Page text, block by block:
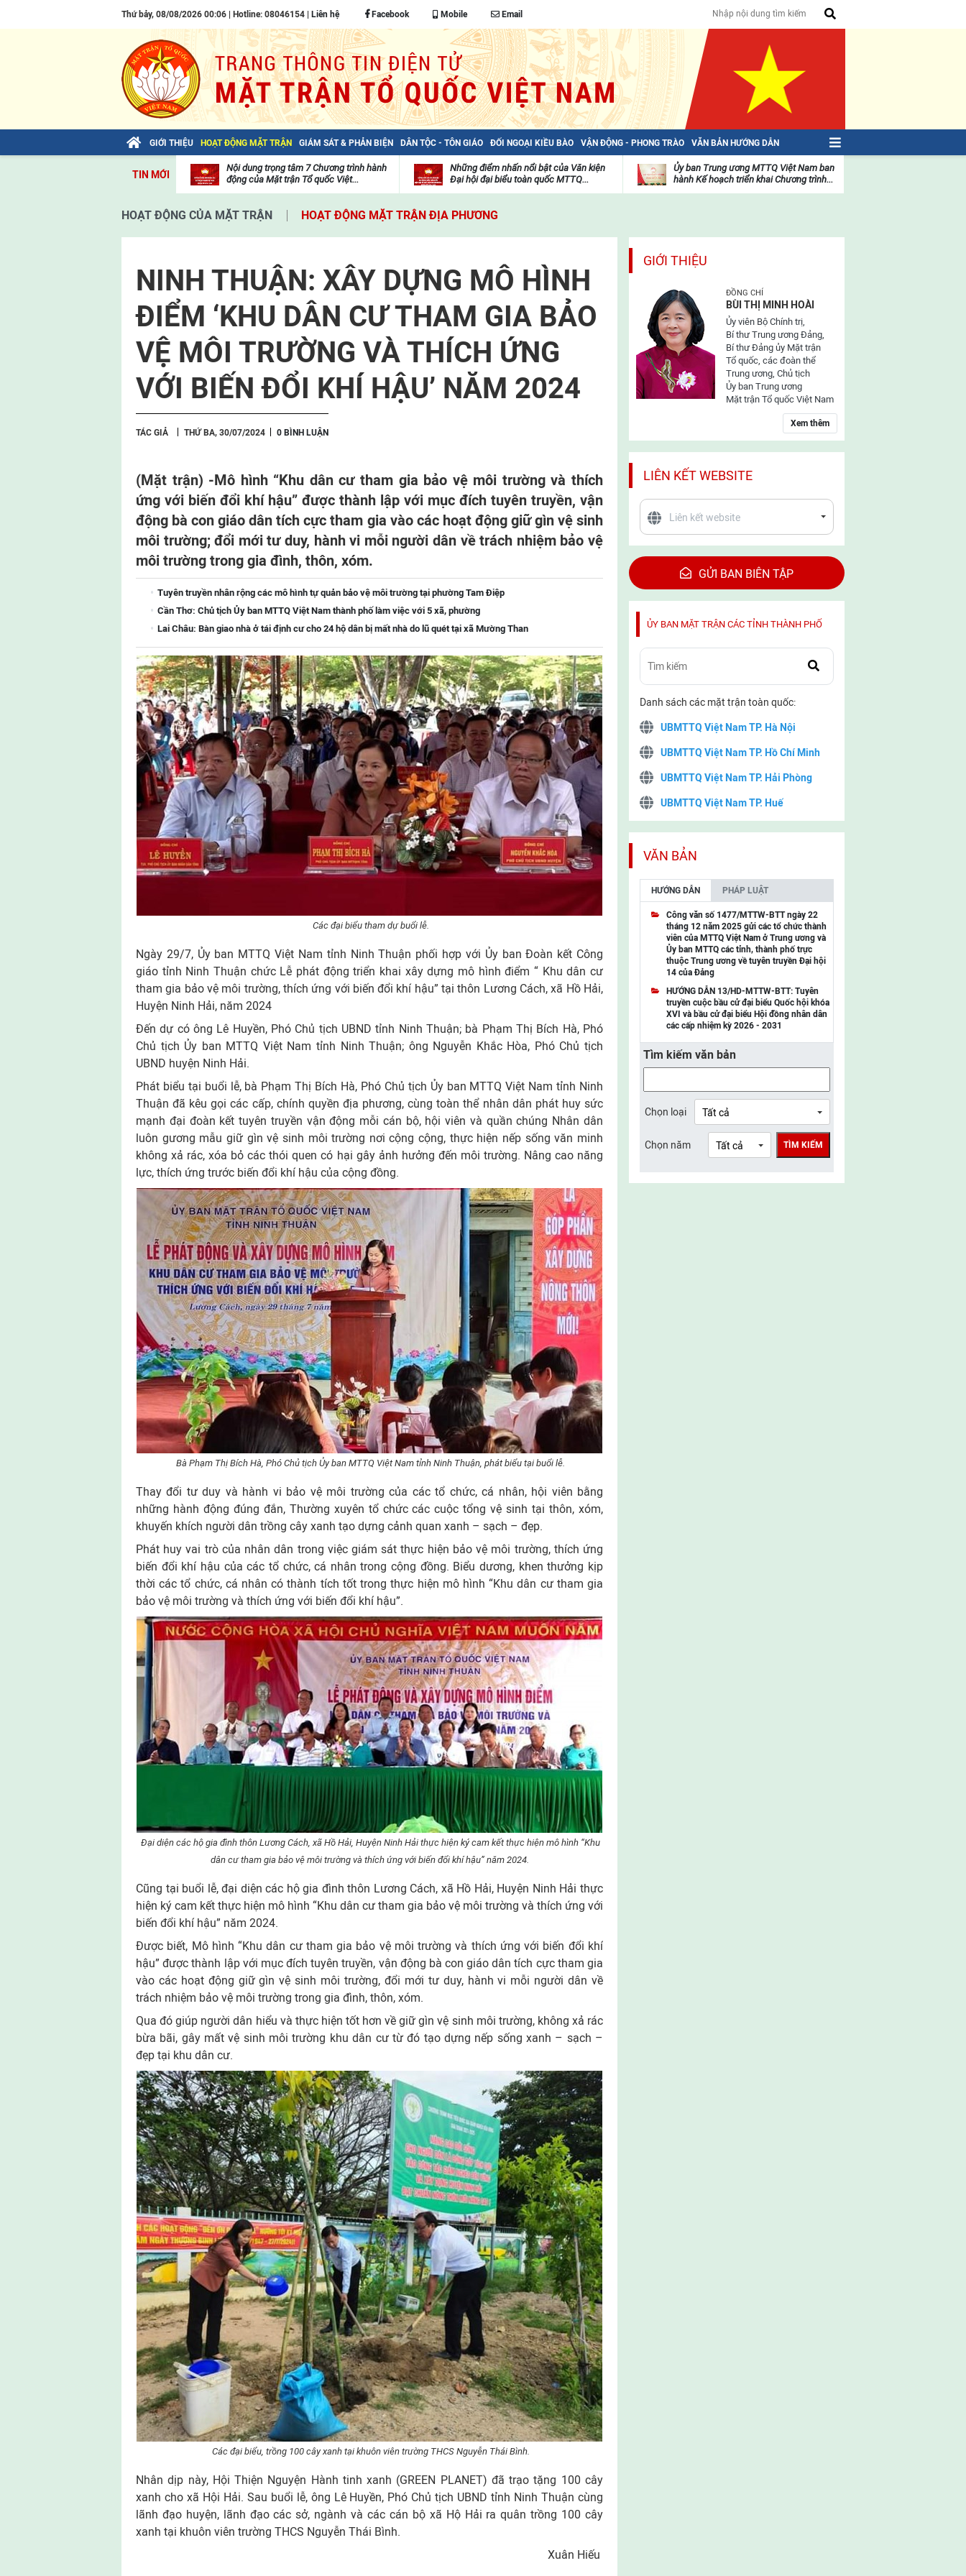
Thứ bảy, 08/08/2026 00:06 | Hotline: 08046154 | Liên hệ Facebook Mobile Email
GIỚI THIỆU HOẠT ĐỘNG MẶT TRẬN GIÁM SÁT & PHẢN BIỆN DÂN TỘC - TÔN GIÁO ĐỐI NGOẠI KIỀU BÀO VẬN ĐỘNG - PHONG TRÀO VĂN BẢN HƯỚNG DẪN
TIN MỚI
Bài viết của Tổng Bí thư Tô Lâm: TIẾN
viện
Nội dung trọng tâm 7 Chương trình hành
động của Mặt trận Tổ quốc Việt...
viện
Những điểm nhấn nổi bật của Văn kiện
Đại hội đại biểu toàn quốc MTTQ...
mặt
trận
Ủy ban Trung ương MTTQ Việt Nam ban
hành Kế hoạch triển khai Chương trình...
HOẠT ĐỘNG CỦA MẶT TRẬN HOẠT ĐỘNG MẶT TRẬN ĐỊA PHƯƠNG
NINH THUẬN: XÂY DỰNG MÔ HÌNH
ĐIỂM ‘KHU DÂN CƯ THAM GIA BẢO
VỆ MÔI TRƯỜNG VÀ THÍCH ỨNG
VỚI BIẾN ĐỔI KHÍ HẬU’ NĂM 2024
TÁC GIẢ THỨ BA, 30/07/2024 0 BÌNH LUẬN
(Mặt trận) -Mô hình “Khu dân cư tham gia bảo vệ môi trường và thích
ứng với biến đổi khí hậu” được thành lập với mục đích tuyên truyền, vận
động bà con giáo dân tích cực tham gia vào các hoạt động giữ gìn vệ sinh
môi trường; đổi mới tư duy, hành vi mỗi người dân về trách nhiệm bảo vệ
môi trường trong gia đình, thôn, xóm.
Tuyên truyền nhân rộng các mô hình tự quản bảo vệ môi trường tại phường Tam Điệp
Cần Thơ: Chủ tịch Ủy ban MTTQ Việt Nam thành phố làm việc với 5 xã, phường
Lai Châu: Bàn giao nhà ở tái định cư cho 24 hộ dân bị mất nhà do lũ quét tại xã Mường Than
Các đại biểu tham dự buổi lễ.
Ngày 29/7, Ủy ban MTTQ Việt Nam tỉnh Ninh Thuận phối hợp với Ủy ban Đoàn kết Công
giáo tỉnh Ninh Thuận chức Lễ phát động triển khai xây dựng mô hình điểm “ Khu dân cư
tham gia bảo vệ môi trường, thích ứng với biến đổi khí hậu” tại thôn Lương Cách, xã Hồ Hải,
Huyện Ninh Hải, năm 2024
Đến dự có ông Lê Huyền, Phó Chủ tịch UBND tỉnh Ninh Thuận; bà Phạm Thị Bích Hà, Phó
Chủ tịch Ủy ban MTTQ Việt Nam tỉnh Ninh Thuận; ông Nguyễn Khắc Hòa, Phó Chủ tịch
UBND huyện Ninh Hải.
Phát biểu tại buổi lễ, bà Phạm Thị Bích Hà, Phó Chủ tịch Ủy ban MTTQ Việt Nam tỉnh Ninh
Thuận đã kêu gọi các cấp, chính quyền địa phương, cùng toàn thể nhân dân phát huy sức
mạnh đại đoàn kết tuyên truyền vận động mỗi cán bộ, hội viên và quần chúng Nhân dân
luôn gương mẫu giữ gìn vệ sinh môi trường nơi cộng cộng, thực hiện nếp sống văn minh
không xả rác, xóa bỏ các thói quen có hại gây ảnh hưởng đến môi trường. Nâng cao năng
lực, thích ứng trước biến đổi khí hậu của cộng đồng.
Bà Phạm Thị Bích Hà, Phó Chủ tịch Ủy ban MTTQ Việt Nam tỉnh Ninh Thuận, phát biểu tại buổi lễ.
Thay đổi tư duy và hành vi bảo vệ môi trường của các tổ chức, cá nhân, hội viên bằng
những hành động đúng đắn, Thường xuyên tổ chức các cuộc tổng vệ sinh tại thôn, xóm,
khuyến khích người dân trồng cây xanh tạo dựng cảnh quan xanh – sạch – đẹp.
Phát huy vai trò của nhân dân trong việc giám sát thực hiện bảo vệ môi trường, thích ứng
biến đổi khí hậu của các tổ chức, cá nhân trong cộng đồng. Biểu dương, khen thưởng kịp
thời các tổ chức, cá nhân có thành tích tốt trong thực hiện mô hình “Khu dân cư tham gia
bảo vệ môi trường và thích ứng với biến đổi khí hậu”.
Đại diện các hộ gia đình thôn Lương Cách, xã Hồ Hải, Huyện Ninh Hải thực hiện ký cam kết thực hiện mô hình “Khu
dân cư tham gia bảo vệ môi trường và thích ứng với biến đổi khí hậu” năm 2024.
Cũng tại buổi lễ, đại diện các hộ gia đình thôn Lương Cách, xã Hồ Hải, Huyện Ninh Hải thực
hiện ký cam kết thực hiện mô hình “Khu dân cư tham gia bảo vệ môi trường và thích ứng với
biến đổi khí hậu” năm 2024.
Được biết, Mô hình “Khu dân cư tham gia bảo vệ môi trường và thích ứng với biến đổi khí
hậu” được thành lập với mục đích tuyên truyền, vận động bà con giáo dân tích cực tham gia
vào các hoạt động giữ gìn vệ sinh môi trường, đổi mới tư duy, hành vi mỗi người dân về
trách nhiệm bảo vệ môi trường trong gia đình, thôn, xóm.
Qua đó giúp người dân hiểu và thực hiện tốt hơn về giữ gìn vệ sinh môi trường, không xả rác
bừa bãi, gây mất vệ sinh môi trường khu dân cư từ đó tạo dựng nếp sống xanh – sạch –
đẹp tại khu dân cư.
Các đại biểu, trồng 100 cây xanh tại khuôn viên trường THCS Nguyễn Thái Bình.
Nhân dịp này, Hội Thiện Nguyện Hành tinh xanh (GREEN PLANET) đã trạo tặng 100 cây
xanh cho xã Hội Hải. Sau buổi lễ, ông Lê Huyền, Phó Chủ tịch UBND tỉnh Ninh Thuận cùng
lãnh đạo huyện, lãnh đạo các sở, ngành và các cán bộ xã Hộ Hải ra quân trồng 100 cây
xanh tại khuôn viên trường THCS Nguyễn Thái Bình.
Xuân Hiếu
GIỚI THIỆU
ĐỒNG CHÍ
BÙI THỊ MINH HOÀI
Ủy viên Bộ Chính trị,
Bí thư Trung ương Đảng,
Bí thư Đảng ủy Mặt trận
Tổ quốc, các đoàn thể
Trung ương, Chủ tịch
Ủy ban Trung ương
Mặt trận Tổ quốc Việt Nam
Xem thêm
LIÊN KẾT WEBSITE
GỬI BAN BIÊN TẬP
ỦY BAN MẶT TRẬN CÁC TỈNH THÀNH PHỐ
Danh sách các mặt trận toàn quốc:
UBMTTQ Việt Nam TP. Hà Nội
UBMTTQ Việt Nam TP. Hồ Chí Minh
UBMTTQ Việt Nam TP. Hải Phòng
UBMTTQ Việt Nam TP. Huế
UBMTTQ Việt Nam TP. Cần Thơ
UBMTTQ Việt Nam tỉnh Quảng Ninh
UBMTTQ Việt Nam tỉnh Cao Bằng
UBMTTQ Việt Nam tỉnh Lạng Sơn
UBMTTQ Việt Nam tỉnh Lai Châu
UBMTTQ Việt Nam tỉnh Điện Biên
UBMTTQ Việt Nam tỉnh Sơn La
UBMTTQ Việt Nam tỉnh Thanh Hóa
UBMTTQ Việt Nam tỉnh Nghệ An
UBMTTQ Việt Nam tỉnh Lào Cai
UBMTTQ Việt Nam tỉnh Thái Nguyên
VĂN BẢN
HƯỚNG DẪN PHÁP LUẬT
Công văn số 1477/MTTW-BTT ngày 22
tháng 12 năm 2025 gửi các tổ chức thành
viên của MTTQ Việt Nam ở Trung ương và
Ủy ban MTTQ các tỉnh, thành phố trực
thuộc Trung ương về tuyên truyền Đại hội
14 của Đảng
HƯỚNG DẪN 13/HD-MTTW-BTT: Tuyên
truyền cuộc bầu cử đại biểu Quốc hội khóa
XVI và bầu cử đại biểu Hội đồng nhân dân
các cấp nhiệm kỳ 2026 - 2031
Tìm kiếm văn bản
Chọn loại
Chọn năm TÌM KIẾM